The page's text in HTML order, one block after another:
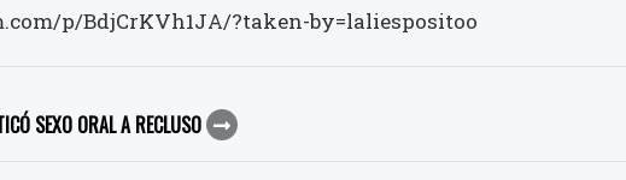
p/BdjCrKVh1JA/?taken-by=laliespositoo
SEXO ORAL A RECLUSO